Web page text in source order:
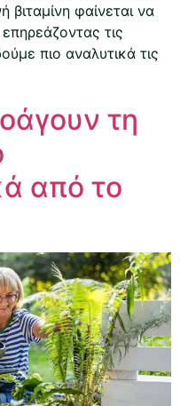
βιταμίνη φαίνεται να
τις
πιο αναλυτικά τις
τη
από το